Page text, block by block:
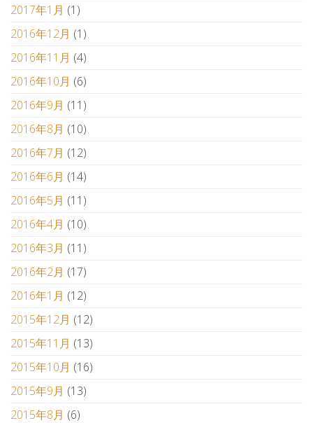
2017年1月 (1)
2016年12月 (1)
2016年11月 (4)
2016年10月 (6)
2016年9月 (11)
2016年8月 (10)
2016年7月 (12)
2016年6月 (14)
2016年5月 (11)
2016年4月 (10)
2016年3月 (11)
2016年2月 (17)
2016年1月 (12)
2015年12月 (12)
2015年11月 (13)
2015年10月 (16)
2015年9月 (13)
2015年8月 (6)